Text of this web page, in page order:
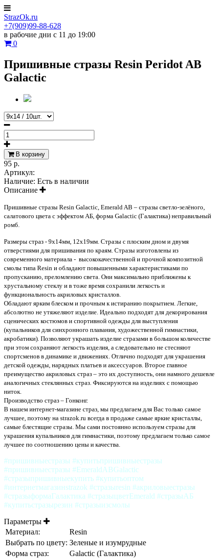
StrazOk.ru
+7(909)99-88-628
в рабочие дни с 11 до 19:00
0
Пришивные стразы Resin Peridot AB
Galactic
В корзину
95 р.
Артикул:
Наличие: Есть в наличии
Описание
Пришивные стразы Resin Galactic, Emerald AB – стразы светло-зелёного,
салатового цвета с эффектом АБ, форма Galactic (Галактика) неправильный
ромб.
Размеры страз - 9х14мм, 12х19мм. Стразы с плоским дном и двумя
отверстиями для пришивания по краям. Стразы изготовлены из
современного материала - высококачественной и прочной композитной
смолы типа Resin и обладают повышенными характеристиками по
пропусканию, преломлению света. Они максимально приближены к
хрустальному стеклу и в тоже время сохранили легкость и
функциональность акриловых кристаллов.
Обладают ярким блеском и прочным к истиранию покрытием. Легкие,
абсолютно не утяжеляют изделие. Идеально подходят для декорирования
сценических костюмов и спортивной одежды для выступления
(купальников для синхронного плавания, художественной гимнастики,
акробатики). Позволяют украшать изделие стразами в большом количестве
при этом сохраняют легкость изделия, а следовательно не стесняют
спортсменов в динамике и движениях. Отлично подходят для украшения
детской одежды, нарядных платьев и аксессуаров. Второе главное
преимущество акриловых страз – это их доступность, они намного дешевле
аналогичных стеклянных страз. Фиксируются на изделиях с помощью
ниток.
Производство страз – Гонконг.
В нашем интернет-магазине страз, мы предлагаем для Вас только самое
лучшее, поэтому на strazok.ru всегда в продаже самые яркие кристаллы,
самые блестящие стразы. Мы сами постоянно используем стразы для
украшения купальников для гимнастики, поэтому предлагаем только самое
лучшее по соотношению цены и качества.
#пришивныестразы #купитьпришивныестразы
#пришивныестразы #EmeraldABGalactic
#стразыпришивныекупить #купитьоптом
#интернетмагазинstrazok #стразыresin #акриловыестразы
#стразыформаГалактика #стразыцветEmerald #стразыАБ
#купитьстразырезин #стразыизсмолы
Параметры
Материал:
Resin
Выбрать по цвету: Зеленые и изумрудные
Форма страз:
Galactic (Галактика)